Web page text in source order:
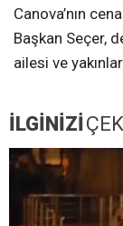
Canova’nın
Başkan Seçer,
ailesi ve
İLGİNİZİ